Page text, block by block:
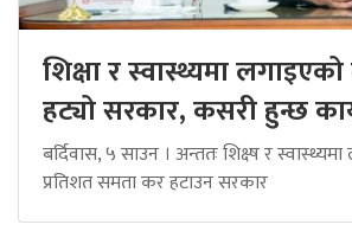
शिक्षा र स्वास्थ्यमा
हट्यो सरकार, कसरी हुन्छ
बर्दिवास, ५ साउन । अन्ततः शिक्ष्ष र
प्रतिशत समता कर हटाउन सरकार